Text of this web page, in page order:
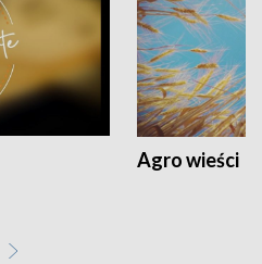
Agro wieści